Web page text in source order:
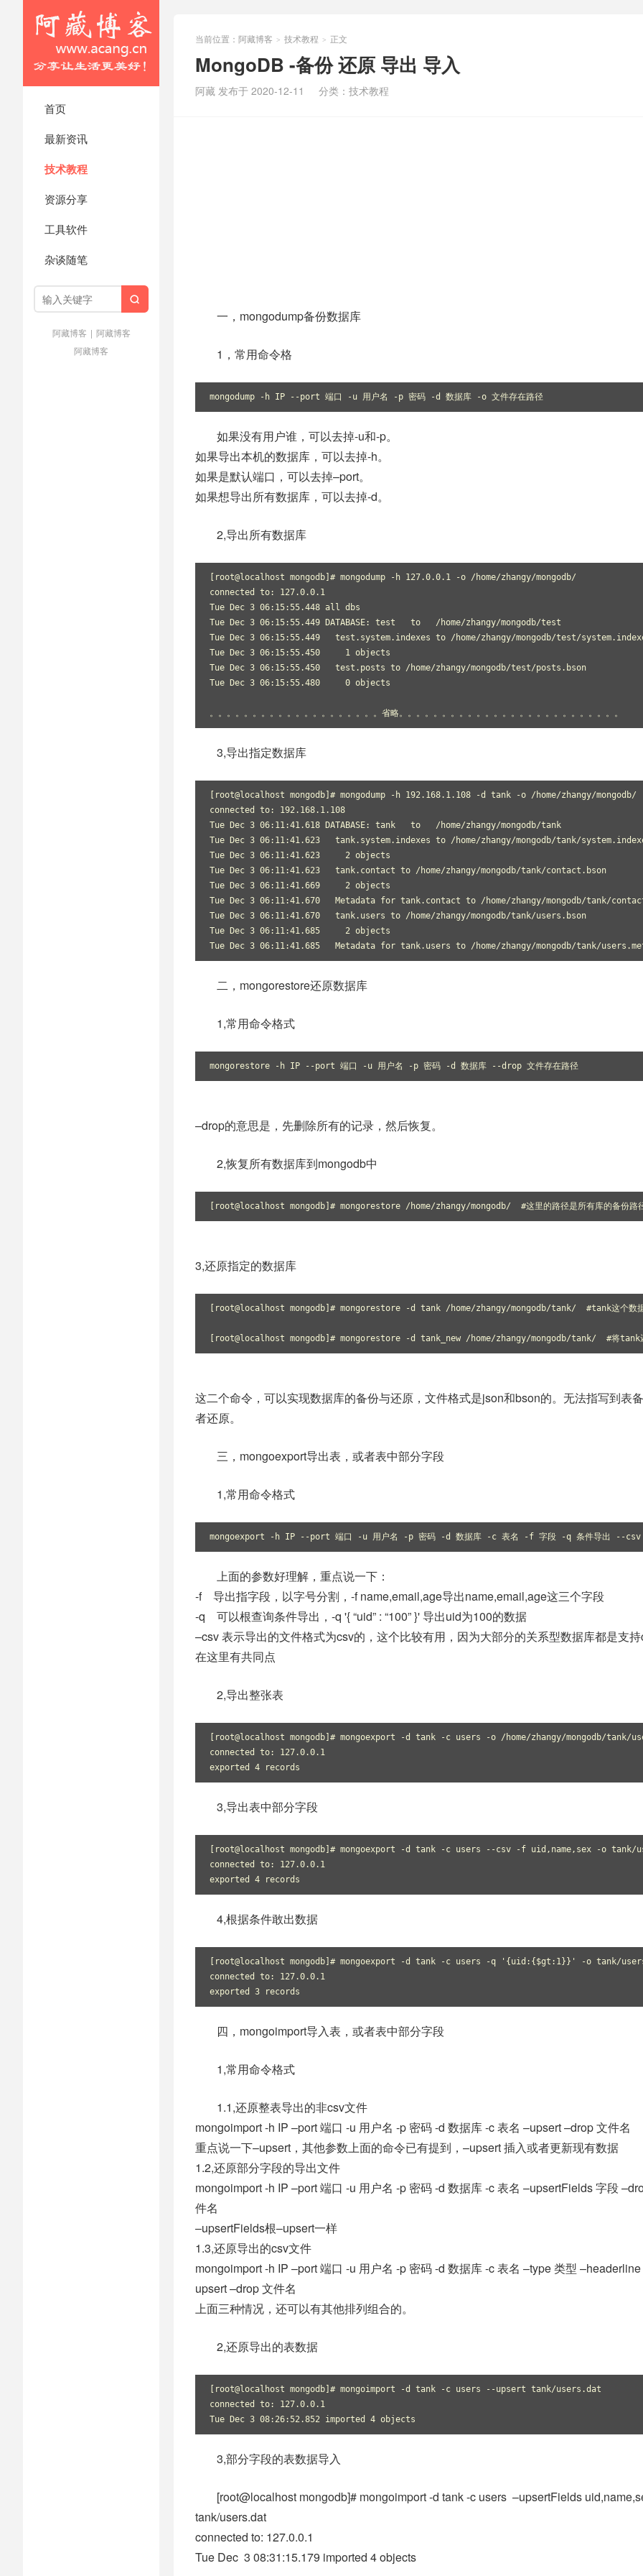
首页
最新资讯
技术教程
资源分享
工具软件
杂谈随笔

阿藏博客 | 阿藏博客
阿藏博客
当前位置： 阿藏博客 > 技术教程 > 正文
MongoDB -备份 还原 导出 导入
阿藏 发布于 2020-12-11 分类： 技术教程
一，mongodump备份数据库
1，常用命令格
mongodump -h IP --port 端口 -u 用户名 -p 密码 -d 数据库 -o 文件存在路径
如果没有用户谁，可以去掉-u和-p。
如果导出本机的数据库，可以去掉-h。
如果是默认端口，可以去掉–port。
如果想导出所有数据库，可以去掉-d。
2,导出所有数据库
[root@localhost mongodb]# mongodump -h 127.0.0.1 -o /home/zhangy/mongodb/
connected to: 127.0.0.1
Tue Dec 3 06:15:55.448 all dbs
Tue Dec 3 06:15:55.449 DATABASE: test   to   /home/zhangy/mongodb/test
Tue Dec 3 06:15:55.449   test.system.indexes to /home/zhangy/mongodb/test/
Tue Dec 3 06:15:55.450     1 objects
Tue Dec 3 06:15:55.450   test.posts to /home/zhangy/mongodb/test/posts.bson
Tue Dec 3 06:15:55.480     0 objects
。。。。。。。。。。。。。。。。。。。。省略。。。。。。。。。。。。。。。。。。。。。。。。。。
3,导出指定数据库
[root@localhost mongodb]# mongodump -h 192.168.1.108 -d tank -o /home/zhangy/mongodb/
connected to: 192.168.1.108
Tue Dec 3 06:11:41.618 DATABASE: tank   to   /home/zhangy/mongodb/tank
Tue Dec 3 06:11:41.623   tank.system.indexes to /home/zhangy/mongodb/tank/
Tue Dec 3 06:11:41.623     2 objects
Tue Dec 3 06:11:41.623   tank.contact to /home/zhangy/mongodb/tank/contact.bson
Tue Dec 3 06:11:41.669     2 objects
Tue Dec 3 06:11:41.670   Metadata for tank.contact to /home/zhangy/mongodb/tank/
Tue Dec 3 06:11:41.670   tank.users to /home/zhangy/mongodb/tank/users.bson
Tue Dec 3 06:11:41.685     2 objects
Tue Dec 3 06:11:41.685   Metadata for tank.users to /home/zhangy/mongodb/tank/
二，mongorestore还原数据库
1,常用命令格式
mongorestore -h IP --port 端口 -u 用户名 -p 密码 -d 数据库 --drop 文件存在路径
–drop的意思是，先删除所有的记录，然后恢复。
2,恢复所有数据库到mongodb中
[root@localhost mongodb]# mongorestore /home/zhangy/mongodb/  #这里的路径是所有库的备份
3,还原指定的数据库
[root@localhost mongodb]# mongorestore -d tank /home/zhangy/mongodb/tank/  #tank这个数
[root@localhost mongodb]# mongorestore -d tank_new /home/zhangy/mongodb/tank/  #将tank
这二个命令，可以实现数据库的备份与还原，文件格式是json和bson的。无法指写到表
者还原。
三，mongoexport导出表，或者表中部分字段
1,常用命令格式
mongoexport -h IP --port 端口 -u 用户名 -p 密码 -d 数据库 -c 表名 -f 字段 -q 条件导出 --
上面的参数好理解，重点说一下：
-f 导出指字段，以字号分割，-f name,email,age导出name,email,age这三个字段
-q 可以根查询条件导出，-q '{ “uid” : “100” }' 导出uid为100的数据
–csv 表示导出的文件格式为csv的，这个比较有用，因为大部分的关系型数据库都是支
在这里有共同点
2,导出整张表
[root@localhost mongodb]# mongoexport -d tank -c users -o /home/zhangy/mongodb/tank/
connected to: 127.0.0.1
exported 4 records
3,导出表中部分字段
[root@localhost mongodb]# mongoexport -d tank -c users --csv -f uid,name,sex -o tank/
connected to: 127.0.0.1
exported 4 records
4,根据条件敢出数据
[root@localhost mongodb]# mongoexport -d tank -c users -q '{uid:{$gt:1}}' -o tank/
connected to: 127.0.0.1
exported 3 records
四，mongoimport导入表，或者表中部分字段
1,常用命令格式
1.1,还原整表导出的非csv文件
mongoimport -h IP –port 端口 -u 用户名 -p 密码 -d 数据库 -c 表名 –upsert –drop 文件名
重点说一下–upsert，其他参数上面的命令已有提到，–upsert 插入或者更新现有数据
1.2,还原部分字段的导出文件
mongoimport -h IP –port 端口 -u 用户名 -p 密码 -d 数据库 -c 表名 –upsertFields 字段
件名
–upsertFields根–upsert一样
1.3,还原导出的csv文件
mongoimport -h IP –port 端口 -u 用户名 -p 密码 -d 数据库 -c 表名 –type 类型
upsert –drop 文件名
上面三种情况，还可以有其他排列组合的。
2,还原导出的表数据
[root@localhost mongodb]# mongoimport -d tank -c users --upsert tank/users.dat
connected to: 127.0.0.1
Tue Dec 3 08:26:52.852 imported 4 objects
3,部分字段的表数据导入
[root@localhost mongodb]# mongoimport -d tank -c users –upsertFields
tank/users.dat
connected to: 127.0.0.1
Tue Dec 3 08:31:15.179 imported 4 objects